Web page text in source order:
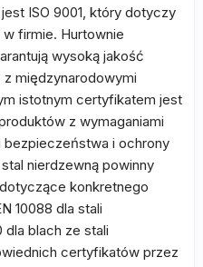
ISO 9001, który dotyczy
firmie. Hurtownie
wysoką jakość
z międzynarodowymi
istotnym certyfikatem jest
z wymaganiami
bezpieczeństwa i ochrony
nierdzewną powinny
konkretnego
10088 dla stali
dla blach ze stali
certyfikatów przez